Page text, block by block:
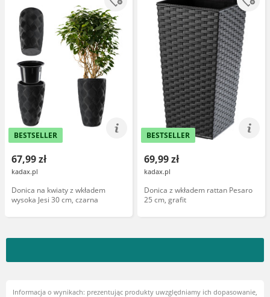
BESTSELLER
67,99 zł
kadax.pl
Donica na kwiaty z wkładem
wysoka Jesi 30 cm, czarna
BESTSELLER
69,99 zł
kadax.pl
Donica z wkładem rattan Pesaro
25 cm, grafit
Informacja o wynikach: prezentując produkty uwzględniamy ich dopasowanie,